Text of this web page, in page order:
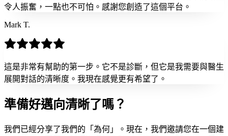
令人振奮，一點也不可怕。感謝您創造了這個平台。
Mark T.
這是非常有幫助的第一步。它不是診斷，但它是我需要與醫生
展開對話的清晰度。我現在感覺更有希望了。
準備好邁向清晰了嗎？
我們已經分享了我們的「為何」。現在，我們邀請您在一個建